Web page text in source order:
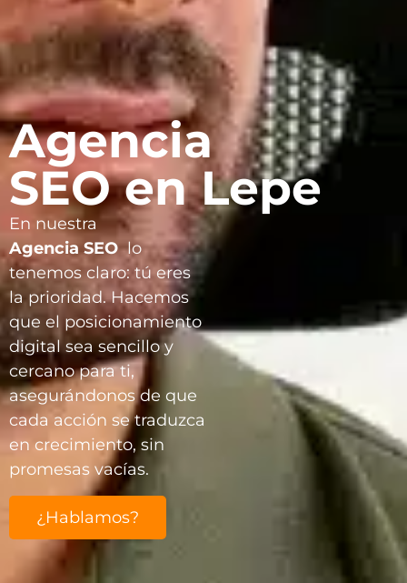
Agencia
SEO en Lepe
En nuestra
Agencia SEOlo
tenemos claro: tú eres
la prioridad. Hacemos
que el posicionamiento
digital sea sencillo y
cercano para ti,
asegurándonos de que
cada acción se traduzca
en crecimiento, sin
promesas vacías.
¿Hablamos?